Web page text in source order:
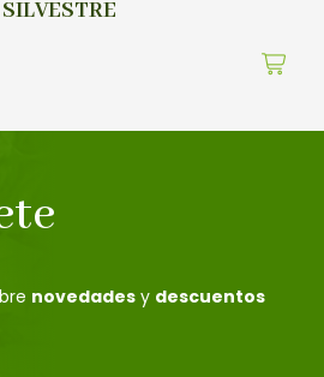
novedades y descuentos